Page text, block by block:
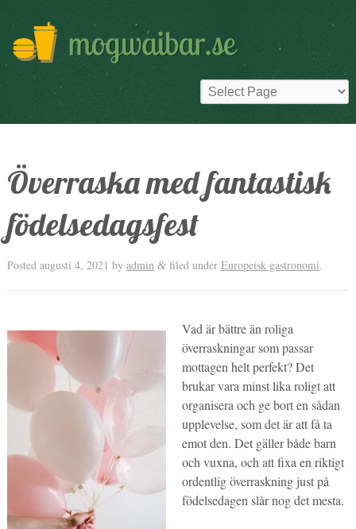
Överraska med fantastisk
födelsedagsfest
Posted augusti 4, 2021 by admin &filed under Europeisk gastronomi.
Vad är bättre än roliga
överraskningar som passar
mottagen helt perfekt? Det
brukar vara minst lika roligt att
organisera och ge bort en sådan
upplevelse, som det är att få ta
emot den. Det gäller både barn
och vuxna, och att fixa en riktigt
ordentlig överraskning just på
födelsedagen slår nog det mesta.